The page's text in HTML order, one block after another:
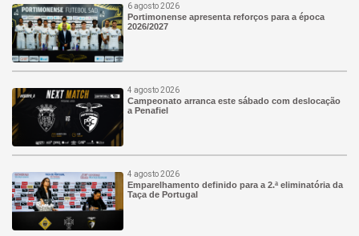
6 agosto 2026
Portimonense apresenta reforços para a época
2026/2027
4 agosto 2026
Campeonato arranca este sábado com deslocação
a Penafiel
4 agosto 2026
Emparelhamento definido para a 2.ª eliminatória da
Taça de Portugal